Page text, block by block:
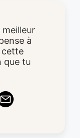
meilleur
à
que tu